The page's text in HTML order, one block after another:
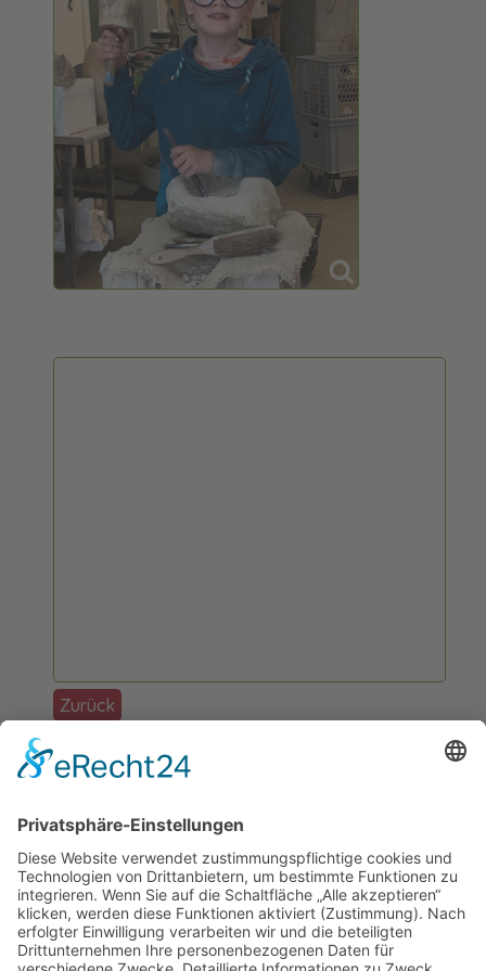
Zurück
Förderer: